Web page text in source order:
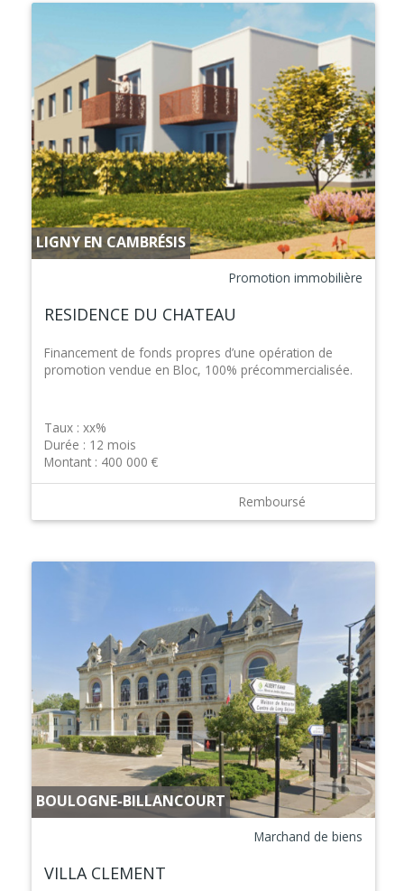
LIGNY EN CAMBRÉSIS
Promotion immobilière
RESIDENCE DU CHATEAU
Financement de fonds propres d’une opération de
promotion vendue en Bloc, 100% précommercialisée.
Taux : xx%
Durée : 12 mois
Montant : 400 000 €
Remboursé
BOULOGNE-BILLANCOURT
Marchand de biens
VILLA CLEMENT